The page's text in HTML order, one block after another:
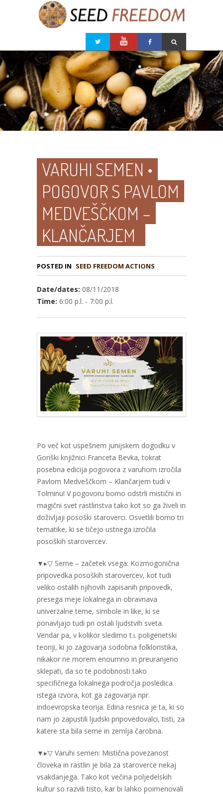
VARUHI SEMEN •
POGOVOR S PAVLOM
MEDVEŠČKOM –
KLANČARJEM
POSTED IN
Date/dates: 08/11/2018
Time: 6:00 p.l. - 7:00 p.l.
Po več kot uspešnem junijskem dogodku v
Goriški knjižnici Franceta Bevka, tokrat
posebna edicija pogovora z varuhom izročila
Pavlom Medveščkom – Klančarjem tudi v
Tolminu! V pogovoru bomo odstrli mistični in
magični svet rastlinstva tako kot so ga živeli in
doživljaji posoški staroverci. Osvetlili bomo tri
tematike, ki se tičejo ustnega izročila
posoških starovercev.
▼▸▽ Seme – začetek vsega: Kozmogonična
pripovedka posoških starovercev, kot tudi
veliko ostalih njihovih zapisanih pripovedk,
presega meje lokalnega in obravnava
univerzalne teme, simbole in like, ki se
ponavljajo tudi pri ostali ljudstvih sveta.
Vendar pa, v kolikor sledimo t.i. poligenetski
teoriji, ki jo zagovarja sodobna folkloristika,
nikakor ne morem enoumno in preuranjeno
sklepati, da so te podobnosti tako
specifičnega lokalnega področja posledica
istega izvora, kot ga zagovarja npr.
indoevropska teorija. Edina resnica je ta, ki so
nam jo zapustili ljudski pripovedovalci, tisti, za
katere sta bila seme in zemlja čarobna.
▼▸▽ Varuhi semen: Mistična povezanost
človeka in rastlin je bila za staroverce nekaj
vsakdanjega. Tako kot večina poljedelskih
kultur so razvili tisto, kar bi lahko poimenovali